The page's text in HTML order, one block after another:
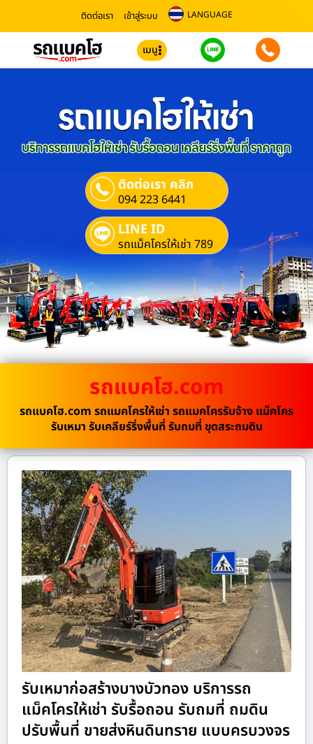
ติดต่อเรา เข้าสู่ระบบ LANGUAGE
เมนู
ติดต่อเรา คลิก
094 223 6441
LINE ID
รถแม็คโครให้เช่า 789
รถแบคโฮ.com
รถแบคโฮ.com รถแมคโครให้เช่า รถแมคโครรับจ้าง แม็คโคร
รับเหมา รับเคลียร์ริ่งพื้นที่ รับถมที่ ขุดสระถมดิน
รับเหมาก่อสร้างบางบัวทอง บริการรถ
แม็คโครให้เช่า รับรื้อถอน รับถมที่ ถมดิน
ปรับพื้นที่ ขายส่งหินดินทราย แบบครบวงจร